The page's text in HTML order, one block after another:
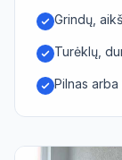
Grindų,
Turėklų,
Pilnas